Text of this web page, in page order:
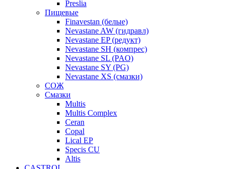
Preslia
Пищевые
Finavestan (белые)
Nevastane AW (гидравл)
Nevastane EP (редукт)
Nevastane SH (компрес)
Nevastane SL (PAO)
Nevastane SY (PG)
Nevastane XS (смазки)
СОЖ
Смазки
Multis
Multis Complex
Ceran
Copal
Lical EP
Specis CU
Altis